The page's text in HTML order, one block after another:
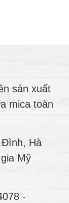
sản xuất
mica toàn
Đình, Hà
Mỹ
-